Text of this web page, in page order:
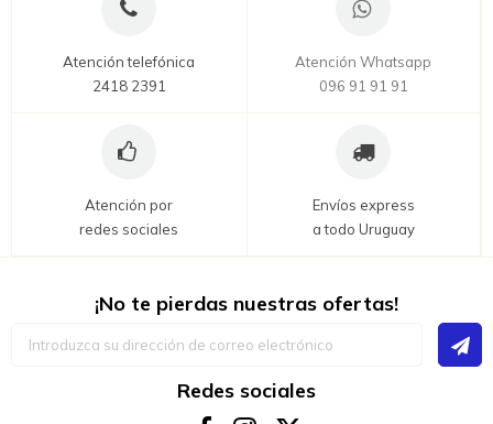
Atención telefónica
2418 2391
Atención Whatsapp
096 91 91 91
Atención por
redes sociales
Envíos express
a todo Uruguay
¡No te pierdas nuestras ofertas!
Redes sociales